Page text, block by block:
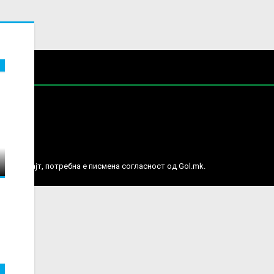
веб сајт, потребна е писмена согласност од Gol.mk.